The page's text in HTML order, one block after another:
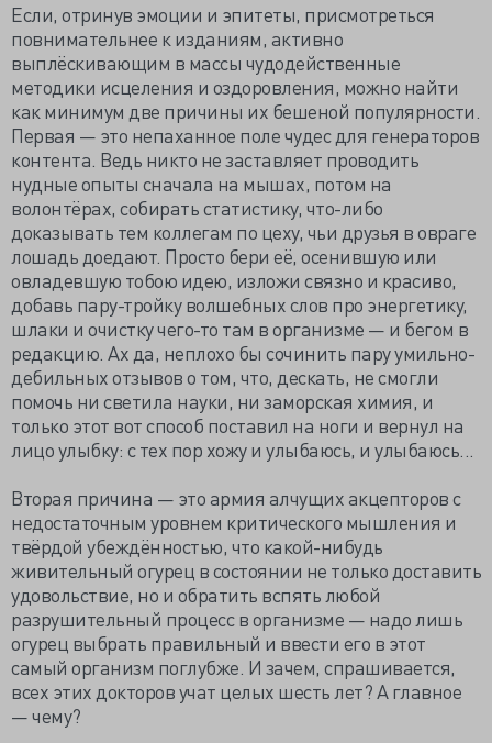
Если, отринув эмоции и эпитеты, присмотреться
повнимательнее к изданиям, активно
выплёскивающим в массы чудодейственные
методики исцеления и оздоровления, можно найти
как минимум две причины их бешеной популярности.
Первая — это непаханное поле чудес для генераторов
контента. Ведь никто не заставляет проводить
нудные опыты сначала на мышах, потом на
волонтёрах, собирать статистику, что-либо
доказывать тем коллегам по цеху, чьи друзья в овраге
лошадь доедают. Просто бери её, осенившую или
овладевшую тобою идею, изложи связно и красиво,
добавь пару-тройку волшебных слов про энергетику,
шлаки и очистку чего-то там в организме — и бегом в
редакцию. Ах да, неплохо бы сочинить пару умильно-
дебильных отзывов о том, что, дескать, не смогли
помочь ни светила науки, ни заморская химия, и
только этот вот способ поставил на ноги и вернул на
лицо улыбку: с тех пор хожу и улыбаюсь, и улыбаюсь...
Вторая причина — это армия алчущих акцепторов с
недостаточным уровнем критического мышления и
твёрдой убеждённостью, что какой-нибудь
живительный огурец в состоянии не только доставить
удовольствие, но и обратить вспять любой
разрушительный процесс в организме — надо лишь
огурец выбрать правильный и ввести его в этот
самый организм поглубже. И зачем, спрашивается,
всех этих докторов учат целых шесть лет? А главное
— чему?